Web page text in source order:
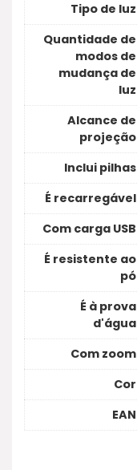
Tipo de luz
Quantidade de
modos de
mudança de
luz
Alcance de
projeção
Inclui pilhas
É recarregável
Com carga USB
É resistente ao
pó
É à prova
d'água
Com zoom
Cor
EAN